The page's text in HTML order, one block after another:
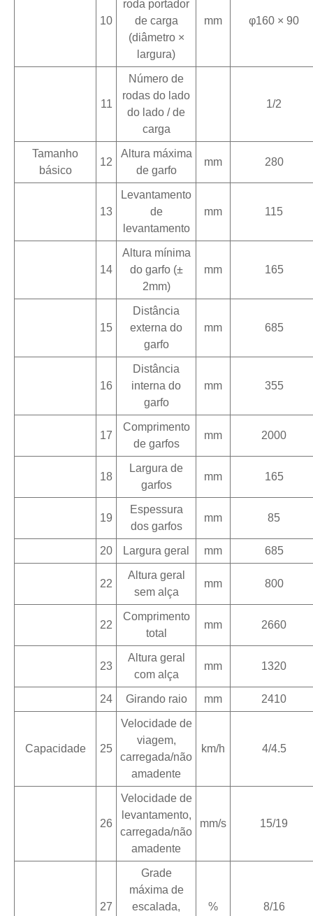
10
roda portador
de carga
(diâmetro ×
largura)
mm φ160 × 90
11
Número de
rodas do lado
do lado / de
carga
1/2
Tamanho
básico
12
Altura máxima
de garfo
mm 280
13
Levantamento
de
levantamento
mm 115
14
Altura mínima
do garfo (±
2mm)
mm 165
15
Distância
externa do
garfo
mm 685
16
Distância
interna do
garfo
mm 355
17
Comprimento
de garfos
mm 2000
18
Largura de
garfos
mm 165
19
Espessura
dos garfos
mm 85
20 Largura geral mm 685
22
Altura geral
sem alça
mm 800
22
Comprimento
total
mm 2660
23
Altura geral
com alça
mm 1320
24 Girando raio mm 2410
Capacidade 25
Velocidade de
viagem,
carregada/não
amadente
km/h 4/4.5
26
Velocidade de
levantamento,
carregada/não
amadente
mm/s 15/19
27
Grade
máxima de
escalada,
% 8/16